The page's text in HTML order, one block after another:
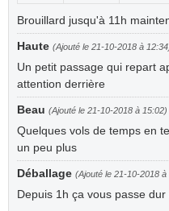
Brouillard jusqu'à 11h
Haute (Ajouté le 21-10-2018 à
Un petit passage qui repart
attention derrière
Beau (Ajouté le 21-10-2018 à 15:02)
Quelques vols de temps en
un peu plus
Déballage (Ajouté le 21-10-2018 à
Depuis 1h ça vous passe dur